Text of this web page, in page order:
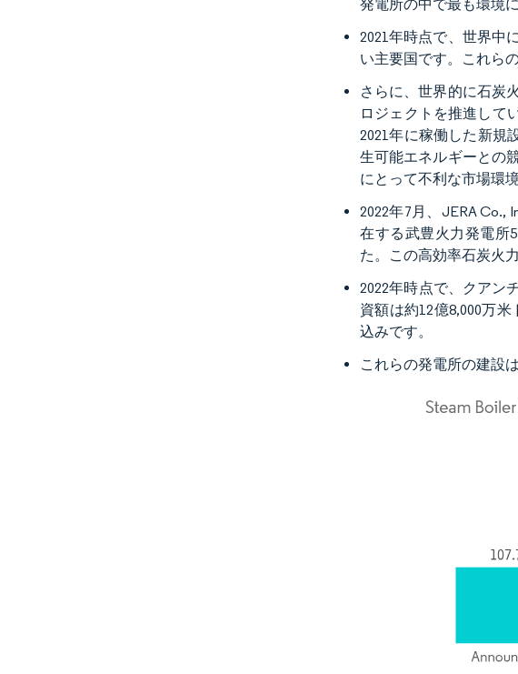
発電所の中で最も環境
2021年時点で、世界中
い主要国です。これら
さらに、世界的に石炭
ロジェクトを推進して
2021年に稼働した新規
生可能エネルギーとの
にとって不利な市場環
2022年7月、JERA Co.,
在する武豊火力発電所
た。この高効率石炭火
2022年時点で、クアン
資額は約12億8,000万
込みです。
これらの発電所の建設